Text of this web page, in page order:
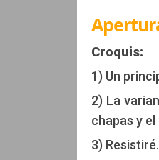
Croquis:
1) Un
2) La
chapas y
3)